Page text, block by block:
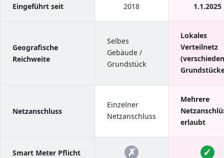
Eingeführt seit 2018 1.1.2025
Geografische
Reichweite
Selbes
Gebäude /
Grundstück
Lokales
Verteilnetz
Netzanschluss
Einzelner
Netzanschluss
Mehrere
erlaubt
Smart Meter Pflicht